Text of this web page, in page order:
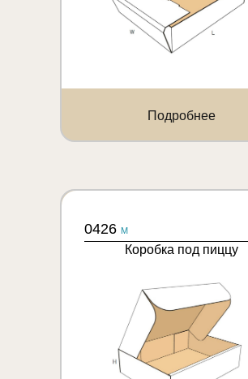
Подробнее
0426 M
Коробка под пиццу